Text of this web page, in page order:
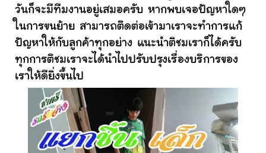
วันก็จะมีทีมงานอยู่เสมอครับ หากพบเจอปัญหาใดๆ
ในการขนย้าย สามารถติดต่อเข้ามาเราจะทำการแก้
ปัญหาให้กับลูกค้าทุกอย่าง แนะนำติชมเราก็ได้ครับ
ทุกการติชมเราจะได้นำไปปรับปรุงเรื่องบริการของ
เราให้ดียิ่งขึ้นไป